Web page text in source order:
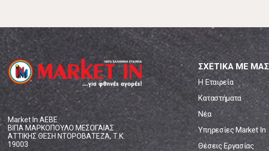
Market In ΑΕΒΕ
ΒΙΠΑ ΜΑΡΚΟΠΟΥΛΟ ΜΕΣΟΓΑΙΑΣ
ΑΤΤΙΚΗΣ ΘΕΣΗ ΝΤΟΡΟΒΑΤΕΖΑ, Τ.Κ.
19003
ΣΧΕΤΙΚΑ ΜΕ ΜΑΣ
Η Εταιρεία
Καταστήματα
Νέα
Υπηρεσίες Market In
Θέσεις Εργασίας